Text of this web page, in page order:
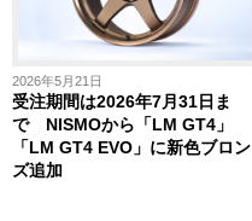
2026年5月21日
受注期間は2026年7月31日ま
で NISMOから「LM GT4」
「LM GT4 EVO」に新色ブロン
ズ追加